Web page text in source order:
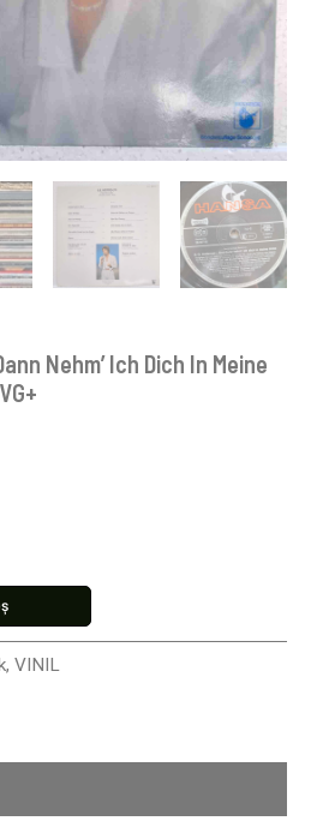
Nehm’ Ich Dich In Meine
, VINIL